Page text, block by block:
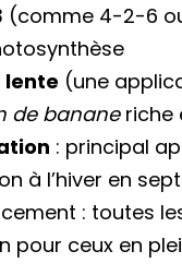
(comme 4-2-6
lente (une
de bananeriche
: principal
à l’hiver en
: toutes
pour ceux en